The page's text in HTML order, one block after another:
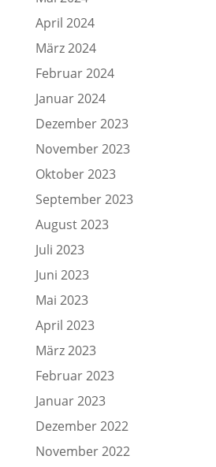
April 2024
März 2024
Februar 2024
Januar 2024
Dezember 2023
November 2023
Oktober 2023
September 2023
August 2023
Juli 2023
Juni 2023
Mai 2023
April 2023
März 2023
Februar 2023
Januar 2023
Dezember 2022
November 2022